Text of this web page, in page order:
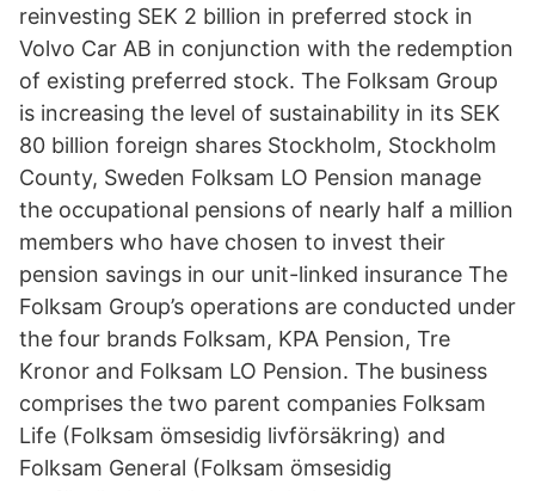
reinvesting SEK 2 billion in preferred stock in
Volvo Car AB in conjunction with the redemption
of existing preferred stock. The Folksam Group
is increasing the level of sustainability in its SEK
80 billion foreign shares Stockholm, Stockholm
County, Sweden Folksam LO Pension manage
the occupational pensions of nearly half a million
members who have chosen to invest their
pension savings in our unit-linked insurance The
Folksam Group’s operations are conducted under
the four brands Folksam, KPA Pension, Tre
Kronor and Folksam LO Pension. The business
comprises the two parent companies Folksam
Life (Folksam ömsesidig livförsäkring) and
Folksam General (Folksam ömsesidig